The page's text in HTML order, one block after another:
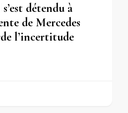
détendu à
de Mercedes
l’incertitude